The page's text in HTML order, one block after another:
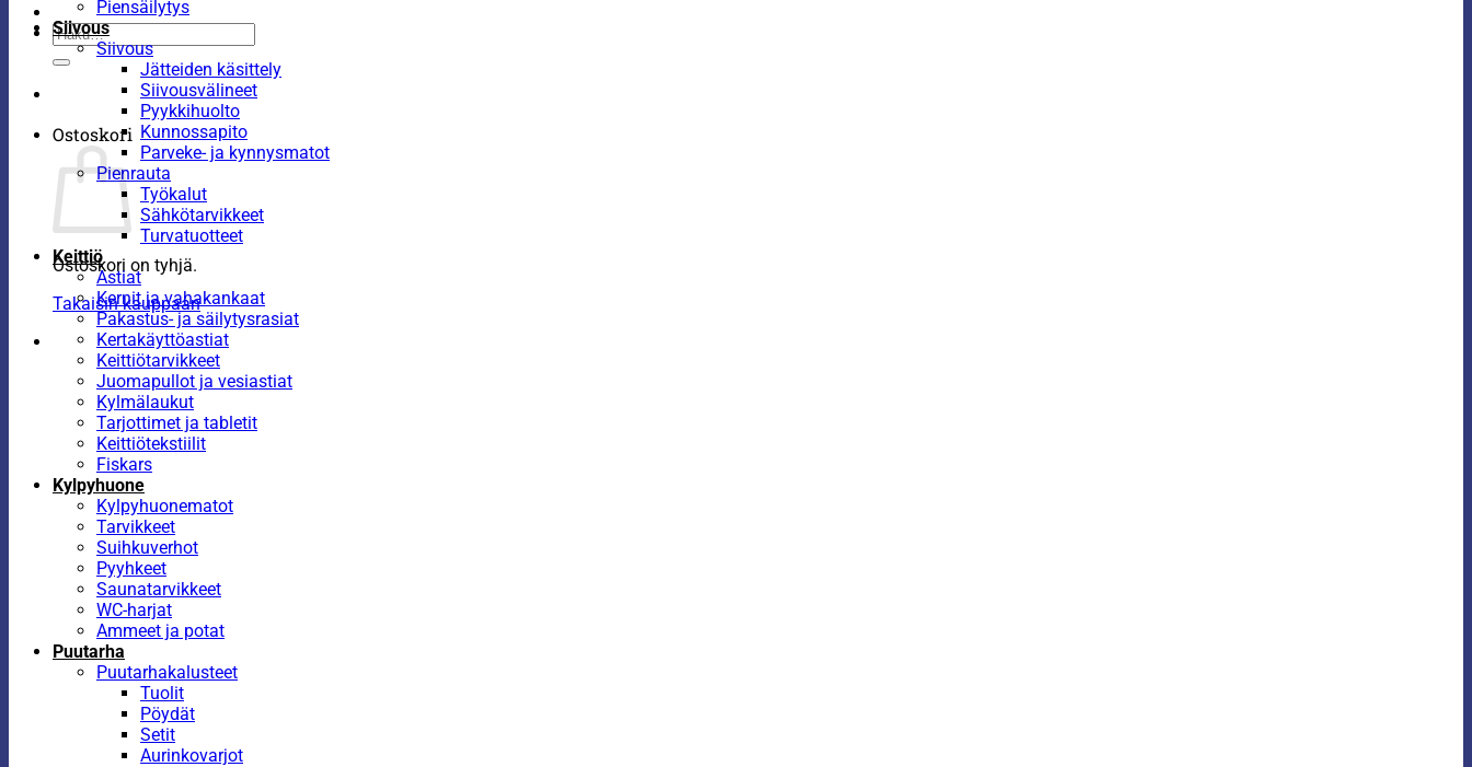
Etsi:
Ostoskori
Ostoskori on tyhjä.
Takaisin kauppaan
Piensäilytys
Siivous
Siivous
Jätteiden käsittely
Siivousvälineet
Pyykkihuolto
Kunnossapito
Parveke- ja kynnysmatot
Pienrauta
Työkalut
Sähkötarvikkeet
Turvatuotteet
Keittiö
Astiat
Kernit ja vahakankaat
Pakastus- ja säilytysrasiat
Kertakäyttöastiat
Keittiötarvikkeet
Juomapullot ja vesiastiat
Kylmälaukut
Tarjottimet ja tabletit
Keittiötekstiilit
Fiskars
Kylpyhuone
Kylpyhuonematot
Tarvikkeet
Suihkuverhot
Pyyhkeet
Saunatarvikkeet
WC-harjat
Ammeet ja potat
Puutarha
Puutarhakalusteet
Tuolit
Pöydät
Setit
Aurinkovarjot